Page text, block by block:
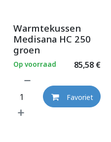
Warmtekussen
Medisana HC 250
groen
85,58€
Op voorraad
Favoriet